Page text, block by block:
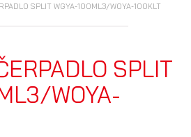
SPLIT WGYA-100ML3/WOYA-100KLT
SPLIT
WOYA-